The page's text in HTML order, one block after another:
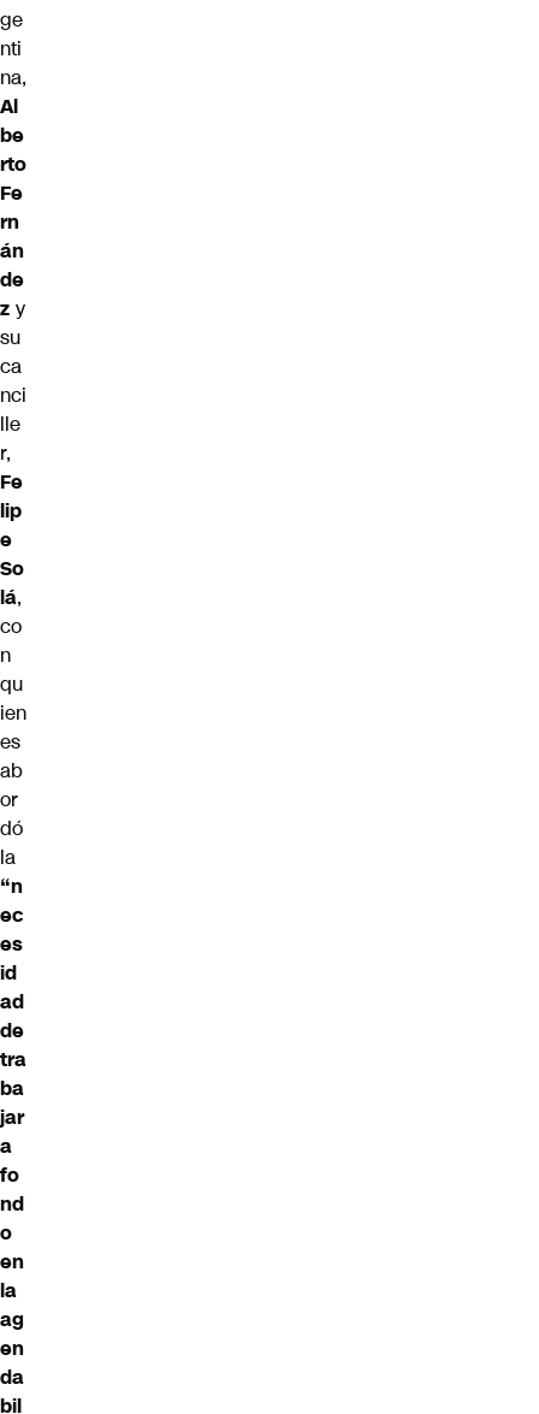
ge
nti
na,
Al
be
rto
Fe
rn
án
de
z y
su
ca
nci
lle
r,
Fe
lip
e
So
lá,
co
n
qu
ien
es
ab
or
dó
la
“n
ec
es
id
ad
de
tra
ba
jar
a
fo
nd
o
en
la
ag
en
da
bil